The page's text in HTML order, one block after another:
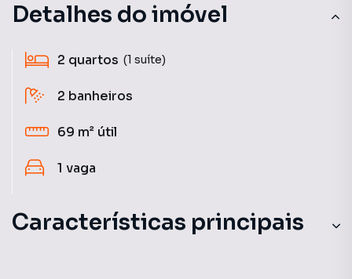
Detalhes do imóvel
2 quartos (1 suíte)
2 banheiros
69 m² útil
1 vaga
Características principais